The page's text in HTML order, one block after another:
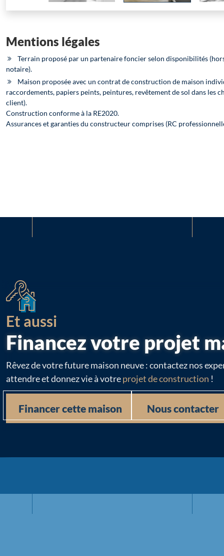
Mentions légales
Terrain proposé par un partenaire foncier selon disponibilités
notaire).
Maison proposée avec un contrat de construction de maison
raccordements, papiers peints, peintures, revêtement de sol dans les
client).
Construction conforme à la RE2020.
Assurances et garanties du constructeur comprises (RC
Et aussi
Financez votre projet
Rêvez de votre future maison neuve : contactez nos
attendre et donnez vie à votreprojet de construction !
Financer cette maison Nous contacter